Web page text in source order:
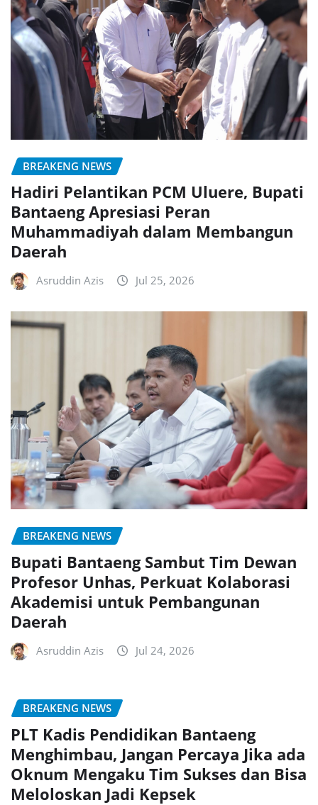
BREAKENG NEWS
Hadiri Pelantikan PCM Uluere, Bupati
Bantaeng Apresiasi Peran
Muhammadiyah dalam Membangun
Daerah
Asruddin Azis Jul 25, 2026
BREAKENG NEWS
Bupati Bantaeng Sambut Tim Dewan
Profesor Unhas, Perkuat Kolaborasi
Akademisi untuk Pembangunan
Daerah
Asruddin Azis Jul 24, 2026
BREAKENG NEWS
PLT Kadis Pendidikan Bantaeng
Menghimbau, Jangan Percaya Jika ada
Oknum Mengaku Tim Sukses dan Bisa
Meloloskan Jadi Kepsek